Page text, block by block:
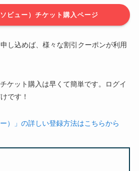
ビュー）チケット購入ページ
し込めば、様々な割引クーポンが利用
ケット購入は早くて簡単です。ログイ
です！
）」の詳しい登録方法はこちらから